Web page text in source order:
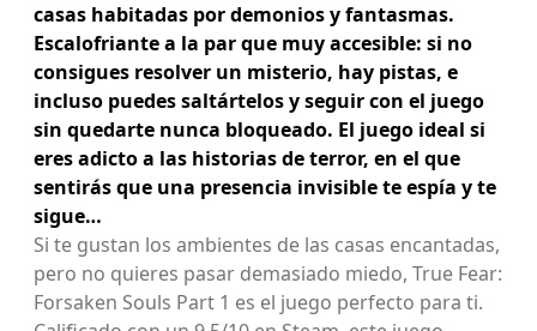
casas habitadas por demonios y fantasmas.
Escalofriante a la par que muy accesible: si no
consigues resolver un misterio, hay pistas, e
incluso puedes saltártelos y seguir con el juego
sin quedarte nunca bloqueado. El juego ideal si
eres adicto a las historias de terror, en el que
sentirás que una presencia invisible te espía y te
sigue…
Si te gustan los ambientes de las casas encantadas,
pero no quieres pasar demasiado miedo, True Fear:
Forsaken Souls Part 1 es el juego perfecto para ti.